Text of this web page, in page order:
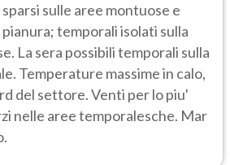
sulle aree montuose e
temporali isolati sulla
La sera possibili temporali sulla
Temperature massime in calo,
del settore. Venti per lo piu'
nelle aree temporalesche. Mar